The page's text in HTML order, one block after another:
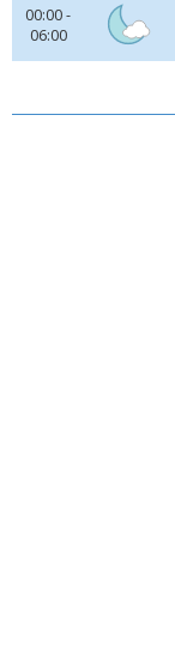
00:00 -
06:00